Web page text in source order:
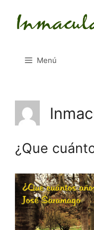
contenido
Menú
¿Que